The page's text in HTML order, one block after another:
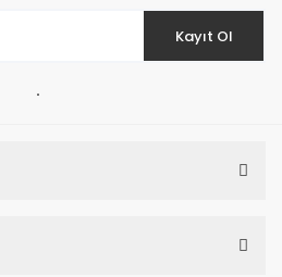
Kayıt Ol
.